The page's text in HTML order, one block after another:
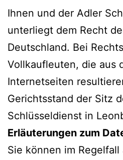
Ihnen und der Adler
unterliegt dem Recht
Deutschland. Bei
Vollkaufleuten, die aus
Internetseiten
Gerichtsstand der Sitz
Schlüsseldienst in
Erläuterungen zum
Sie können im